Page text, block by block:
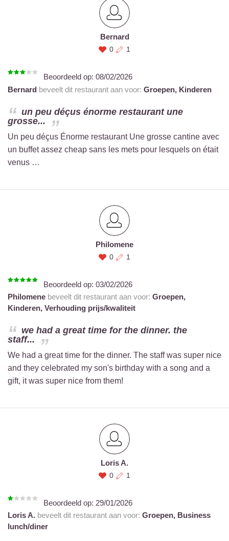
Bernard
0 1
Beoordeeld op: 08/02/2026
Bernard beveelt dit restaurant aan voor: Groepen, Kinderen
un peu déçus énorme restaurant une
grosse...
Un peu déçus Énorme restaurant Une grosse cantine avec
un buffet assez cheap sans les mets pour lesquels on était
venus …
Philomene
0 1
Beoordeeld op: 03/02/2026
Philomene beveelt dit restaurant aan voor: Groepen,
Kinderen, Verhouding prijs/kwaliteit
we had a great time for the dinner. the
staff...
We had a great time for the dinner. The staff was super nice
and they celebrated my son's birthday with a song and a
gift, it was super nice from them!
Loris A.
0 1
Beoordeeld op: 29/01/2026
Loris A. beveelt dit restaurant aan voor: Groepen, Business
lunch/diner